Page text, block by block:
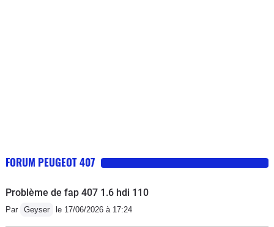
FORUM PEUGEOT 407
Problème de fap 407 1.6 hdi 110
Par Geyser le 17/06/2026 à 17:24